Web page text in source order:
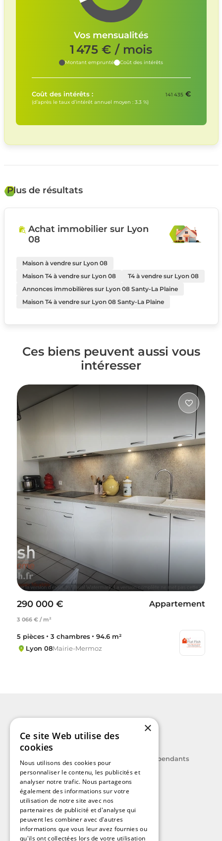
Vos mensualités
1 475 € / mois
Montant emprunté Coût des intérêts
Coût des intérêts : 141 435€
(d’après le taux d’intérêt annuel moyen : 3.3 %)
Plus de résultats
Achat immobilier sur Lyon
08
Maison à vendre sur Lyon 08
Maison T4 à vendre sur Lyon 08
T4 à vendre sur Lyon 08
Annonces immobilières sur Lyon 08 Santy-La Plaine
Maison T4 à vendre sur Lyon 08 Santy-La Plaine
Ces biens peuvent aussi vous
intéresser
290 000 €
3 066 € / m²
Appartement
5 pièces 3 chambres
94.6 m²
Lyon 08Mairie-Mermoz
Le label des agents immobiliers indépendants
A découvrir
Nos guides immobiliers
×
Ce site Web utilise des
cookies
Nous utilisons des cookies pour
personnaliser le contenu, les publicités et
analyser notre trafic. Nous partageons
également des informations sur votre
utilisation de notre site avec nos
partenaires de publicité et d'analyse qui
peuvent les combiner avec d'autres
informations que vous leur avez fournies ou
qu'ils ont collectées lors de votre utilisation